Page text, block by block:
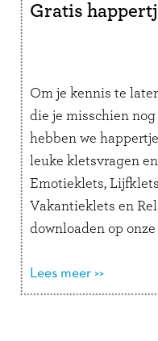
Gratis
Om je kennis te
die je misschien
hebben we
leuke kletsvragen
Emotieklets,
Vakantieklets en
downloaden op
nog hoe je …
Lees meer >>